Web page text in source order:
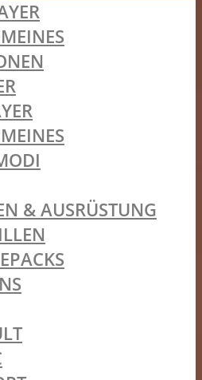
& AUSRÜSTUNG